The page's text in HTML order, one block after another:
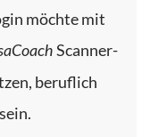
möchte mit
Scanner-
beruflich